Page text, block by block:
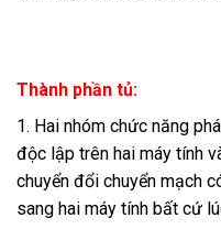
Thành phần tủ:
1. Hai nhóm chức năng
độc lập trên hai máy tính
chuyển đổi chuyển mạch
sang hai máy tính bất cứ